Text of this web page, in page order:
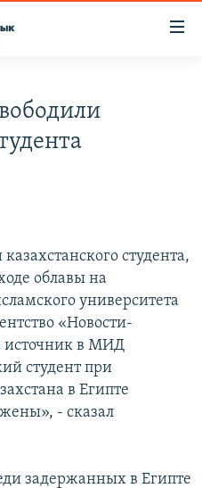
студента,
облавы на
университета
«Новости-
источник в МИД
студент при
в Египте
- сказал
задержанных в Египте